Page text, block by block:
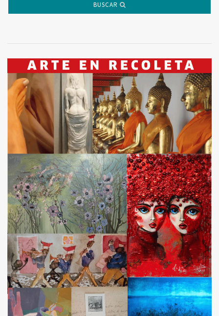
BUSCAR